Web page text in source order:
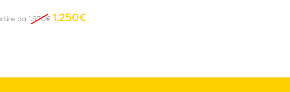
da 1.970€ 1.250€